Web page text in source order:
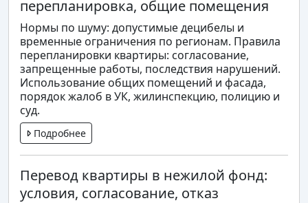
перепланировка, общие помещения
Нормы по шуму: допустимые децибелы и
временные ограничения по регионам. Правила
перепланировки квартиры: согласование,
запрещенные работы, последствия нарушений.
Использование общих помещений и фасада,
порядок жалоб в УК, жилинспекцию, полицию и
суд.
Подробнее
Перевод квартиры в нежилой фонд:
условия, согласование, отказ